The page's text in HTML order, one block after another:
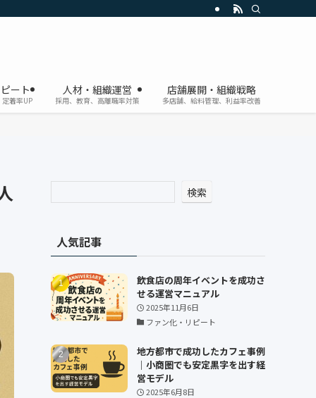
ート
着率UP
人材・組織運営
採用、教育、高離職率対策
店舗展開・組織戦略
多店舗、給料管理、利益率改善
検索
人気記事
飲食店の周年イベントを成功さ
せる運営マニュアル
2025年11月6日
ファン化・リピート
地方都市で成功したカフェ事例
｜小商圏でも安定黒字を出す経
営モデル
2025年6月8日